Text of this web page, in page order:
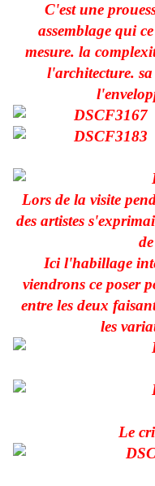
C'est une
assemblage qui
mesure. la
l'architecture.
Lors de la visite
des artistes
Ici l'habillage
viendrons ce poser
entre les deux
les
Le